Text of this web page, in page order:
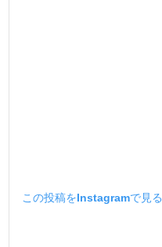
この投稿をInstagramで見る